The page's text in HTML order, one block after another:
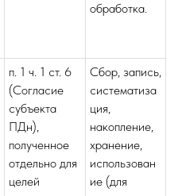
обработка.
п. 1 ч. 1 ст. 6
(Согласие
субъекта
ПДн),
полученное
отдельно для
целей
Сбор, запись,
систематиза
ция,
накопление,
хранение,
использован
ие (для